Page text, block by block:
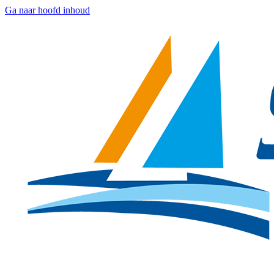
Ga naar hoofd inhoud